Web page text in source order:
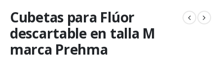
Cubetas para Flúor
descartable en talla M
marca Prehma